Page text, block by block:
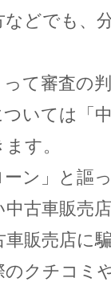
どでも、
て審査の
いては「
す。
ン」と謳
古車販売
販売店に
クチコミ